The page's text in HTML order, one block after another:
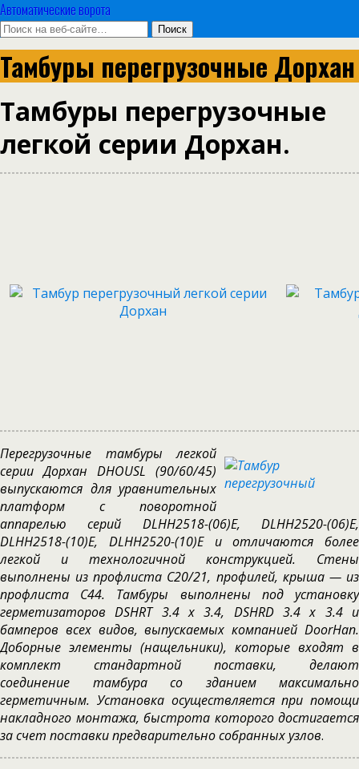
Автоматические ворота
Тамбуры перегрузочные Дорхан
Тамбуры перегрузочные
легкой серии Дорхан.
Перегрузочные тамбуры легкой
серии Дорхан DHOUSL (90/60/45)
выпускаются для уравнительных
платформ с поворотной
аппарелью серий DLHH2518-(06)E, DLHH2520-(06)E,
DLHH2518-(10)E, DLHH2520-(10)E и отличаются более
легкой и технологичной конструкцией. Стены
выполнены из профлиста С20/21, профилей, крыша — из
профлиста С44. Тамбуры выполнены под установку
герметизаторов DSHRT 3.4 x 3.4, DSHRD 3.4 x 3.4 и
бамперов всех видов, выпускаемых компанией DoorHan.
Доборные элементы (нащельники), которые входят в
комплект стандартной поставки, делают
соединение тамбура со зданием максимально
герметичным. Установка осуществляется при помощи
накладного монтажа, быстрота которого достигается
за счет поставки предварительно собранных узлов.